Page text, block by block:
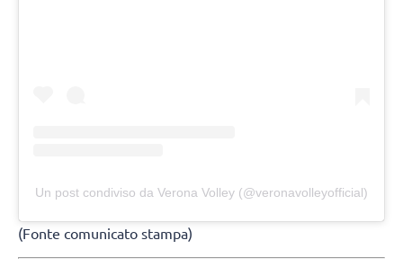
Un post condiviso da Verona Volley (@veronavolleyofficial)
(Fonte comunicato stampa)